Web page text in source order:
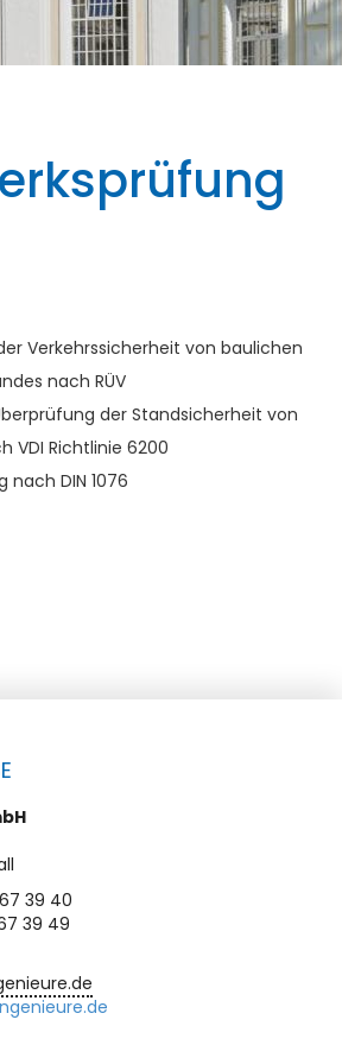
Verkehrssicherheit von baulichen
nach RÜV
der Standsicherheit von
VDI Richtlinie 6200
nach DIN 1076
39 40
39 49